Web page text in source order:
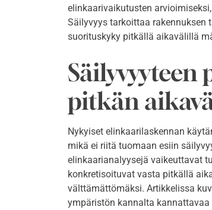
elinkaarivaikutusten
Säilyvyys tarkoittaa rakennuksen
suorituskyky pitkällä aikavälillä
Säilyvyyteen
pitkän
Nykyiset elinkaarilaskennan
mikä ei riitä tuomaan esiin
elinkaarianalyysejä vaikeuttavat
konkretisoituvat vasta pitkällä
välttämättömäksi. Artikkelissa
ympäristön kannalta